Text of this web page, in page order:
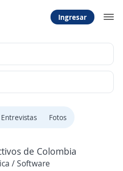
Ingresar
Entrevistas Fotos
de Colombia
/ Software